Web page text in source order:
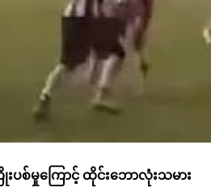
းပစ်မှုကြောင့် ထိုင်းဘောလုံးသမား